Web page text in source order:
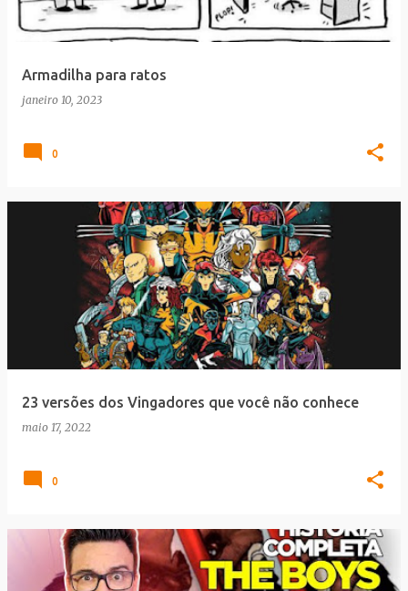
Armadilha para ratos
janeiro 10, 2023
0
23 versões dos Vingadores que você não conhece
maio 17, 2022
0